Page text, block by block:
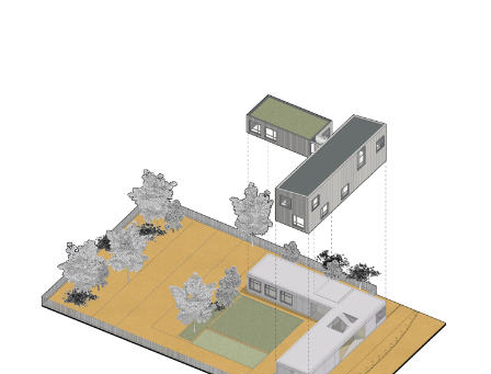
Saint Sulpice (31) – Tertiaire – Locaux
d’activités – Genimap